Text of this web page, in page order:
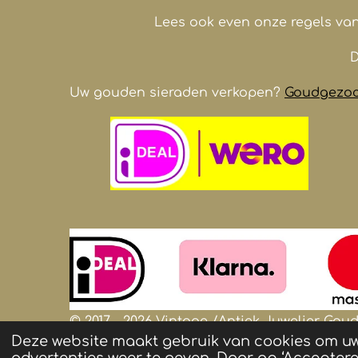
Deze website maakt gebruik van cookies om
Lees ook even onze regels
Uw gouden sieraden verkopen?
© 2017 - 2026 Vintage /AntiekJuwelier
foto's zijn auteursrechtelijk beschermd en